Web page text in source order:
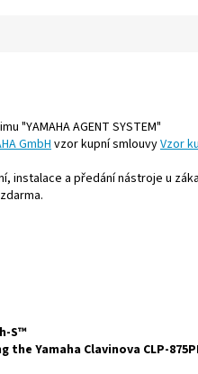
"YAMAHA AGENT SYSTEM"
GmbHvzor kupní smlouvyVzor
instalace a předání nástroje u
S™